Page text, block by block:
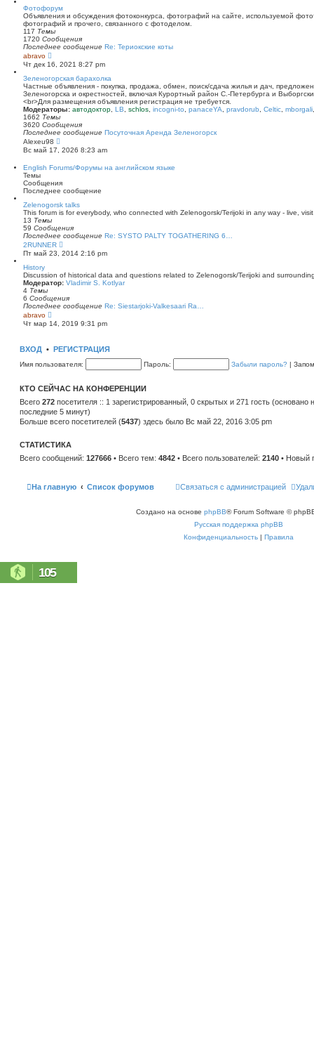
е
н
и
ю
е
д
н
е
м
у
с
о
о
щ
е
н
и
ю
й
т
п
с
л
е
д
н
е
м
у
о
щ
н
Фотофорум
Объявления и обсуждения фотоконкурса, фотографий на сайте, используемой
фотографий и прочего, связанного с фотоделом.
117 Темы
1720 Сообщения
Последнее сообщение Re: Териокские коты
abravo
е
р
е
й
т
и
к
п
о
с
л
е
д
е
у
с
о
б
щ
е
н
и
ю
Чт дек 16, 2021 8:27 pm
Зеленогорская барахолка
Частные объявления - покупка, продажа, обмен, поиск/сдача жилья и дач,
Зеленогорска и окрестностей, включая Курортный район С.-Петербурга и
<br>Для размещения объявления регистрация не требуется.
Модераторы: автодоктор LB schlos incogni-to panaceYA pravdorub Celtic mborgali
1662 Темы
3620 Сообщения
Последнее сообщение Посуточная Аренда Зеленогорск
Alexeu98
е
р
й
и
к
п
о
с
е
д
н
е
с
о
б
щ
н
Вс май 17, 2026 8:23 am
English Forums/Форумы на английском языке
Темы
Сообщения
Последнее сообщение
Zelenogorsk talks
This forum is for everybody, who connected with Zelenogorsk/Terijoki in any way - live,
13 Темы
59 Сообщения
Последнее сообщение Re: SYSTO PALTY TOGATHERING 6…
2RUNNER
е
р
й
т
к
п
с
л
н
м
о
б
щ
е
ю
Пт май 23, 2014 2:16 pm
History
Discussion of historical data and questions related to Zelenogorsk/Terijoki and
Модератор: Vladimir S. Kotlyar
4 Темы
6 Сообщения
Последнее сообщение Re: Siestarjoki-Valkesaari Ra…
abravo
е
р
т
к
о
с
л
е
д
н
у
о
е
Чт мар 14, 2019 9:31 pm
ВХОД • РЕГИСТРАЦИЯ
Имя пользователя: Пароль: Забыли пароль? |
КТО СЕЙЧАС НА КОНФЕРЕНЦИИ
Всего 272 посетителя :: 1 зарегистрированный, 0 скрытых и 271 гость (основано
последние 5 минут)
Больше всего посетителей (5437) здесь было Вс май 22, 2016 3:05 pm
СТАТИСТИКА
Всего сообщений: 127666 • Всего тем: 4842 • Всего пользователей: 2140 • Новый
На главную Список форумов Связаться с администрацией
Создано на основе phpBB® Forum Software ©
Русская поддержка phpBB
Конфиденциальность | Правила
105